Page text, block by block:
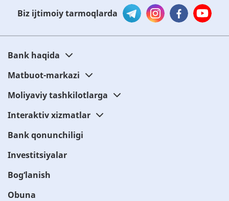
Biz ijtimoiy tarmoqlarda
Bank haqida
Matbuot-markazi
Moliyaviy tashkilotlarga
Interaktiv xizmatlar
Bank qonunchiligi
Investitsiyalar
Bog‘lanish
Obuna